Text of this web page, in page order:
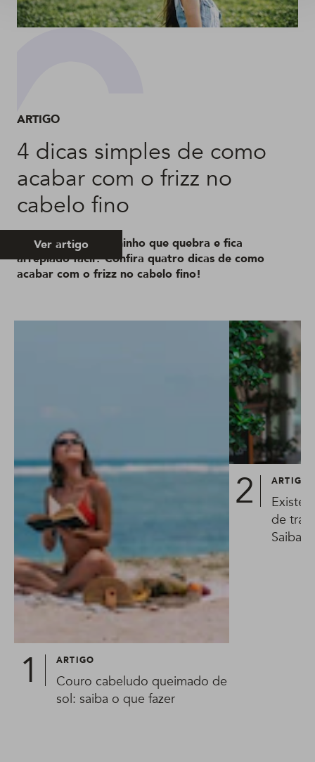
ARTIGO
4 dicas simples de como
acabar com o frizz no
cabelo fino
Seu cabelo é tão fininho que quebra e fica
arrepiado fácil? Confira quatro dicas de como
acabar com o frizz no cabelo fino!
Ver artigo
ARTIGO
Couro cabeludo queimado de
sol: saiba o que fazer
ARTIGO
Existe
de
Saiba